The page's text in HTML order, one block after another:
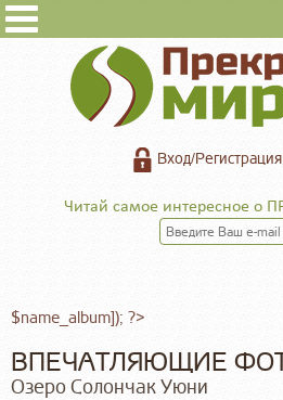
Вход/Регистрация
Читай самое интересное о
$name_album]); ?>
ВПЕЧАТЛЯЮЩИЕ
Озеро Солончак Уюни